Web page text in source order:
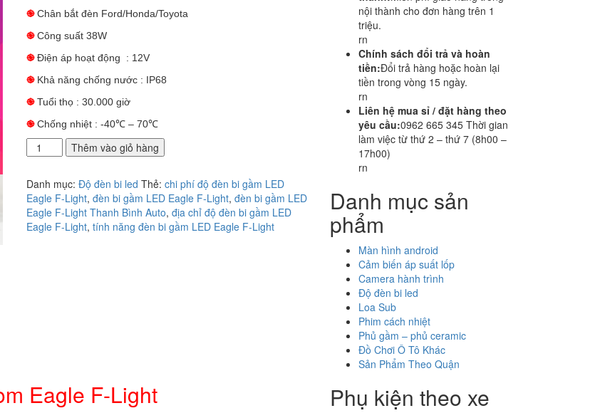
5.050.000₫.là:
֎Chân bắt đèn Ford/Honda/Toyota
֎Công suất 38W
֎Điện áp hoạt động : 12V
֎ Khả năng chống nước : IP68
֎Tuổi thọ : 30.000 giờ
֎Chống nhiệt : -40℃ – 70℃
gầm
Eagle
F-
Light
số
Thêm vào giỏ hàng
Danh mục: Độ đèn bi led Thẻ: chi phí độ đèn bi gầm LED
Eagle F-Light, đèn bi gầm LED Eagle F-Light, đèn bi gầm LED
Eagle F-Light Thanh Bình Auto, địa chỉ độ đèn bi gầm LED
Eagle F-Light, tính năng đèn bi gầm LED Eagle F-Light
Eagle F-Light
nội thành cho đơn hàng trên 1
triệu.
rn
Chính sách đổi trả và hoàn
tiền:Đổi trả hàng hoặc hoàn lại
tiền trong vòng 15 ngày.
rn
Liên hệ mua sỉ / đặt hàng theo
yêu cầu:0962 665 345 Thời gian
làm việc từ thứ 2 – thứ 7 (8h00 –
17h00)
rn
Danh mục sản
phẩm
Màn hình android
Cảm biến áp suất lốp
Camera hành trình
Độ đèn bi led
Loa Sub
Phim cách nhiệt
Phủ gầm – phủ ceramic
Đồ Chơi Ô Tô Khác
Sản Phẩm Theo Quận
Phụ kiện theo xe